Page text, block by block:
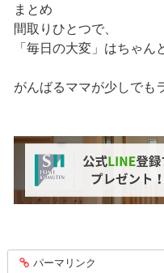
まとめ
間取りひとつで、
「毎日の大変」はちゃん
がんばるママが少しでも
entry414
パーマリンク